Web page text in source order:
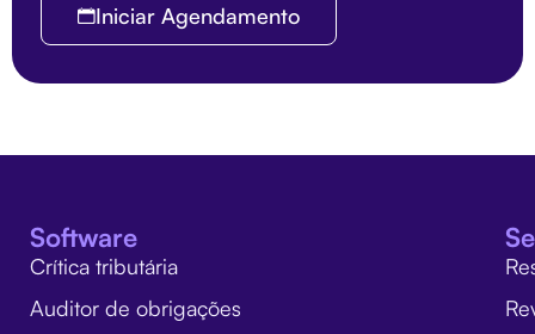
Iniciar Agendamento
Software
Crítica tributária
Auditor de obrigações